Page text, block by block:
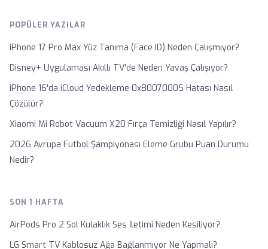
POPÜLER YAZILAR
iPhone 17 Pro Max Yüz Tanıma (Face ID) Neden Çalışmıyor?
Disney+ Uygulaması Akıllı TV'de Neden Yavaş Çalışıyor?
iPhone 16'da iCloud Yedekleme 0x80070005 Hatası Nasıl
Çözülür?
Xiaomi Mi Robot Vacuum X20 Fırça Temizliği Nasıl Yapılır?
2026 Avrupa Futbol Şampiyonası Eleme Grubu Puan Durumu
Nedir?
SON 1 HAFTA
AirPods Pro 2 Sol Kulaklık Ses İletimi Neden Kesiliyor?
LG Smart TV Kablosuz Ağa Bağlanmıyor Ne Yapmalı?